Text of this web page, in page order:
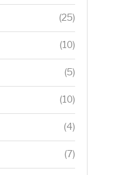
(25)
(10)
(5)
(10)
(4)
(7)